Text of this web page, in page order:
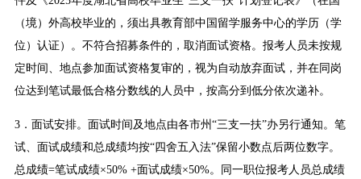
（境）外高校毕业的，须出具教育部中国留学服务中心的学历（学
位）认证）。不符合招募条件的，取消面试资格。报考人员未按规
定时间、地点参加面试资格复审的，视为自动放弃面试，并在同岗
位达到笔试最低合格分数线的人员中，按高分到低分依次递补。
3．面试安排。面试时间及地点由各市州“三支一扶”办另行通知。笔
试、面试成绩和总成绩均按“四舍五入法”保留小数点后两位数字。
总成绩=笔试成绩×50% +面试成绩×50%。同一职位报考人员总成绩